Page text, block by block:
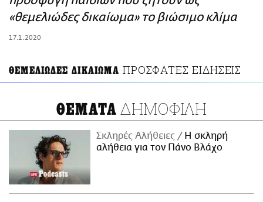
ΑΜΠΑ
«θεμελιώδες δικαίωμα» το βιώσιμο κλίμα
17.1.2020
ΘΕΜΕΛΙΩΔΕΣ ΔΙΚΑΙΩΜΑ ΠΡΟΣΦΑΤΕΣ ΕΙΔΗΣΕΙΣ
ΘΕΜΑΤΑ ΔΗΜΟΦΙΛΗ
Σκληρές Αλήθειες
H σκληρή
αλήθεια για τον Πάνο Βλάχο